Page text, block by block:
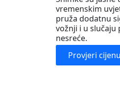
vremenskim
pruža dodatnu
vožnji i u slučaju
nesreće.
Provjeri cijenu